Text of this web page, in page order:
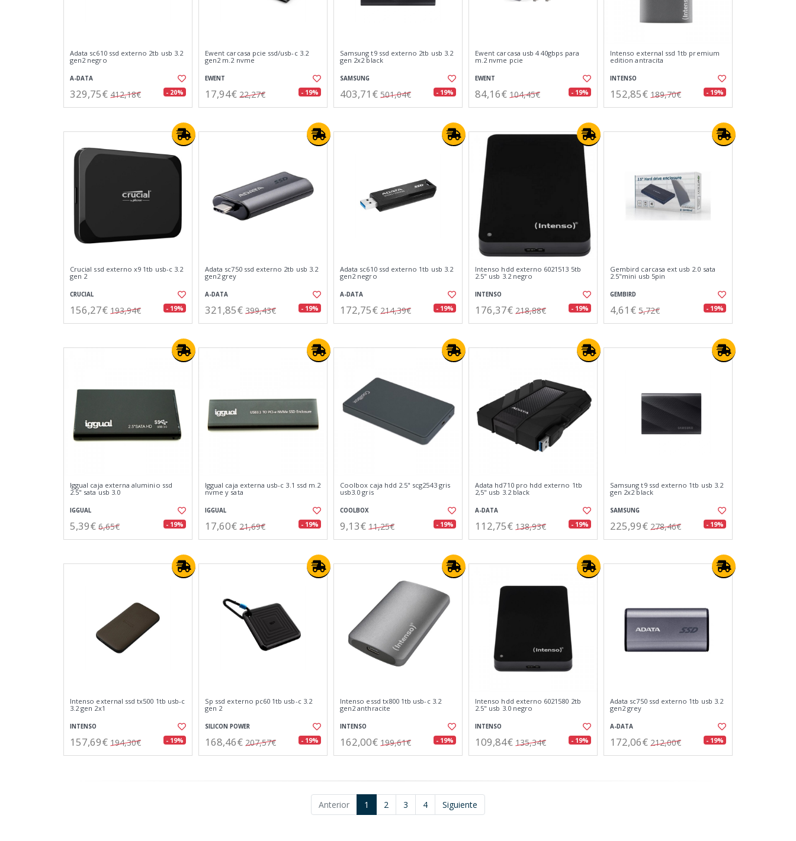
Adata sc610 ssd externo 2tb usb 3.2
gen2 negro
A-DATA
329,75€ 412,18€ - 20%
Ewent carcasa pcie ssd/usb-c 3.2
gen2 m.2 nvme
EWENT
17,94€ 22,27€ - 19%
Samsung t9 ssd externo 2tb usb 3.2
gen 2x2 black
SAMSUNG
403,71€ 501,04€ - 19%
Ewent carcasa usb 4 40gbps para
m.2 nvme pcie
EWENT
84,16€ 104,45€ - 19%
Intenso external ssd 1tb premium
edition antracita
INTENSO
152,85€ 189,70€ - 19%
Crucial ssd externo x9 1tb usb-c 3.2
gen 2
CRUCIAL
156,27€ 193,94€ - 19%
Adata sc750 ssd externo 2tb usb 3.2
gen2 grey
A-DATA
321,85€ 399,43€ - 19%
Adata sc610 ssd externo 1tb usb 3.2
gen2 negro
A-DATA
172,75€ 214,39€ - 19%
Intenso hdd externo 6021513 5tb
2.5" usb 3.2 negro
INTENSO
176,37€ 218,88€ - 19%
Gembird carcasa ext usb 2.0 sata
2.5"mini usb 5pin
GEMBIRD
4,61€ 5,72€ - 19%
Iggual caja externa aluminio ssd
2.5" sata usb 3.0
IGGUAL
5,39€ 6,65€ - 19%
Iggual caja externa usb-c 3.1 ssd m.2
nvme y sata
IGGUAL
17,60€ 21,69€ - 19%
Coolbox caja hdd 2.5" scg2543 gris
usb3.0 gris
COOLBOX
9,13€ 11,25€ - 19%
Adata hd710 pro hdd externo 1tb
2,5" usb 3.2 black
A-DATA
112,75€ 138,93€ - 19%
Samsung t9 ssd externo 1tb usb 3.2
gen 2x2 black
SAMSUNG
225,99€ 278,46€ - 19%
Intenso external ssd tx500 1tb usb-c
3.2 gen 2x1
INTENSO
157,69€ 194,30€ - 19%
Sp ssd externo pc60 1tb usb-c 3.2
gen 2
SILICON POWER
168,46€ 207,57€ - 19%
Intenso essd tx800 1tb usb-c 3.2
gen2 anthracite
INTENSO
162,00€ 199,61€ - 19%
Intenso hdd externo 6021580 2tb
2.5" usb 3.0 negro
INTENSO
109,84€ 135,34€ - 19%
Adata sc750 ssd externo 1tb usb 3.2
gen2 grey
A-DATA
172,06€ 212,00€ - 19%
Anterior 1 2 3 4 Siguiente